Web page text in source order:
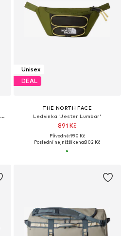
Taška přes rameno 'BCV PRO CROSSBODY'
Unisex
DEAL
THE NORTH FACE
Ledvinka 'Jester Lumbar'
891 Kč
Původně: 990 Kč
Poslední nejnižší cena:802 Kč